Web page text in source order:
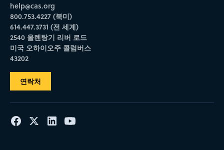
help@cas.org
800.753.4227 (북미)
614.447.3731 (전 세계)
2540 올렌탕기 리버 로드
미국 오하이오주 콜럼버스
43202
연락처